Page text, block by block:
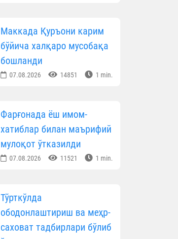
Маккада Қуръони карим
бўйича халқаро мусобақа
бошланди
07.08.2026 14851 1 min.
Фарғонада ёш имом-
хатиблар билан маърифий
мулоқот ўтказилди
07.08.2026 11521 1 min.
Тўрткўлда
ободонлаштириш ва меҳр-
саховат тадбирлари бўлиб